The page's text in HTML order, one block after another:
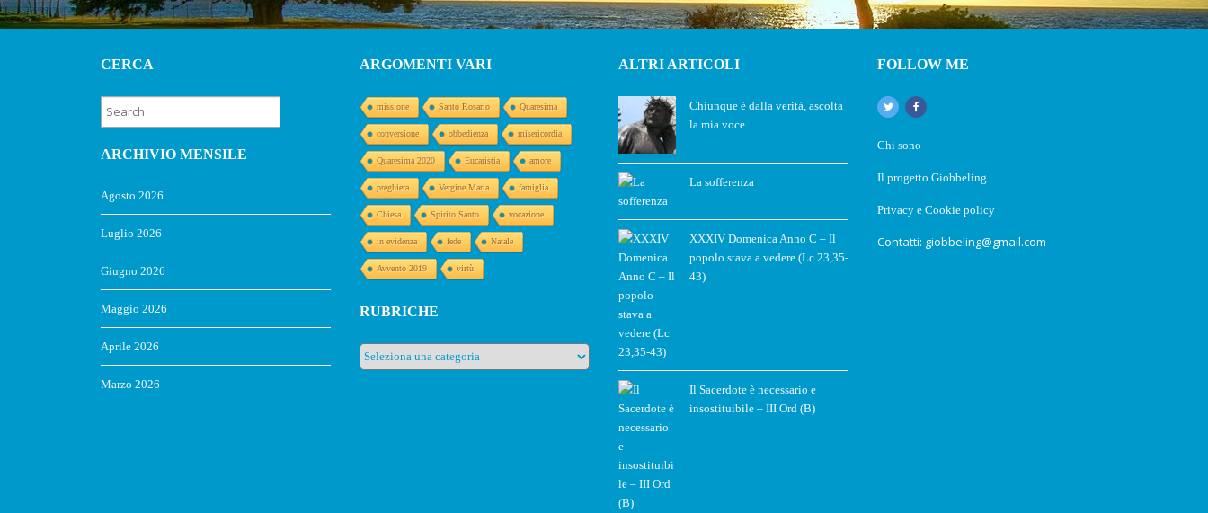
CERCA
ARCHIVIO MENSILE
Agosto 2026
Luglio 2026
Giugno 2026
Maggio 2026
Aprile 2026
Marzo 2026
ARGOMENTI VARI
missione Santo Rosario Quaresima
conversione obbedienza misericordia
Quaresima 2020 Eucaristia amore
preghiera Vergine Maria famiglia
Chiesa Spirito Santo vocazione
in evidenza fede Natale
Avvento 2019 virtù
RUBRICHE
Rubriche
ALTRI ARTICOLI
Chiunque è dalla verità, ascolta
la mia voce
La sofferenza
XXXIV Domenica Anno C – Il
popolo stava a vedere (Lc 23,35-
43)
Il Sacerdote è necessario e
insostituibile – III Ord (B)
FOLLOW ME
Chi sono
Il progetto Giobbeling
Privacy e Cookie policy
Contatti: giobbeling@gmail.com